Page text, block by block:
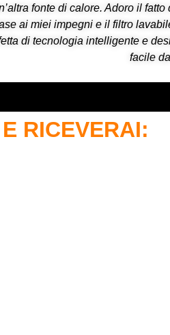
fonte di calore. Adoro il
ai miei impegni e il filtro
di tecnologia intelligente e
facile
RICEVERAI: